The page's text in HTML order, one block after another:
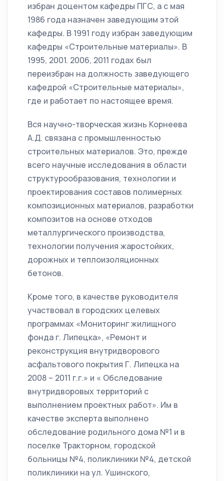
избран доцентом кафедры ПГС, а с мая
1986 года назначен заведующим этой
кафедры. В 1991 году избран заведующим
кафедры «Строительные материалы». В
1995, 2001. 2006, 2011 годах был
переизбран на должность заведующего
кафедрой «Строительные материалы»,
где и работает по настоящее время.
Вся научно-творческая жизнь Корнеева
А.Д. связана с промышленностью
строительных материалов. Это, прежде
всего научные исследования в области
структурообразования, технологии и
проектирования составов полимерных
композиционных материалов, разработки
композитов на основе отходов
металлургического производства,
технологии получения жаростойких,
дорожных и теплоизоляционных
бетонов.
Кроме того, в качестве руководителя
участвовал в городских целевых
программах «Мониторинг жилищного
фонда г. Липецка», «Ремонт и
реконструкция внутридворового
асфальтового покрытия Г. Липецка на
2008 – 2011 г.г.» и « Обследование
внутридворовых территорий с
выполнением проектных работ». Им в
качестве эксперта выполнено
обследование родильного дома №1 и в
поселке Тракторном, городской
больницы №4, поликлиники №4, детской
поликлиники на ул. Ушинского,